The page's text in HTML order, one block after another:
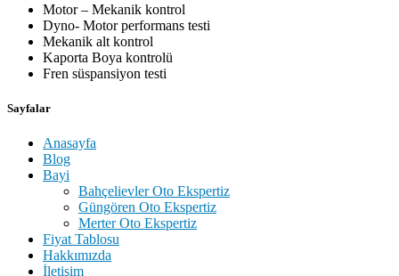
Motor – Mekanik kontrol
Dyno- Motor performans testi
Mekanik alt kontrol
Kaporta Boya kontrolü
Fren süspansiyon testi
Sayfalar
Anasayfa
Blog
Bayi
Bahçelievler Oto Ekspertiz
Güngören Oto Ekspertiz
Merter Oto Ekspertiz
Fiyat Tablosu
Hakkımızda
İletişim